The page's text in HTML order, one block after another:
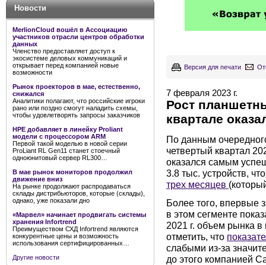
Новости
MerlionCloud вошёл в Ассоциацию
участников отрасли центров обработки
данных
Членство предоставляет доступ к
экосистеме деловых коммуникаций и
открывает перед компанией новые
возможности
Рынок проекторов в мае, естественно,
снижался
Аналитики полагают, что российские игроки
рано или поздно смогут наладить схемы,
чтобы удовлетворять запросы заказчиков
HPE добавляет в линейку Proliant
модели с процессором ARM
Первой такой моделью в новой серии
ProLiant RL Gen11 станет стоечный
одноюнитовый сервер RL300…
В мае рынок мониторов продолжил
движение вниз
На рынке продолжают распродаваться
склады дистрибьюторов, которые (склады),
однако, уже показали дно
«Марвел» начинает продвигать системы
хранения Infortrend
Преимуществом СХД Infortrend являются
конкурентные цены и возможность
использования сертифицированных…
Другие новости
Версия для печати
7 февраля 2023 г.
Рост
квартале
По данным
четвертый квартал
оказался самым
3.8 тыс. устройств,
трех месяцев
Более того, впервые
в этом сегменте
2021 г. объем рынка
отметить, что
слабыми из-за
до этого компанией